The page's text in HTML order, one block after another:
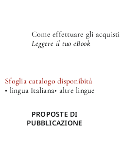
Come effettuare gli acquisti
Leggere il tuo eBook
Sfoglia catalogo disponibità
• lingua Italiana• altre lingue
PROPOSTE DI
PUBBLICAZIONE